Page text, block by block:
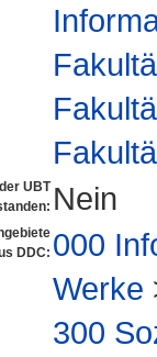
UBT Nein
DDC: 000
Werke
300